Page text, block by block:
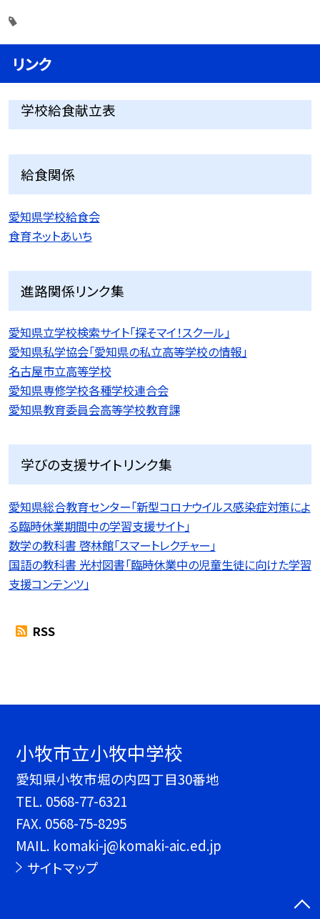
リンク
学校給食献立表
給食関係
愛知県学校給食会
食育ネットあいち
進路関係リンク集
愛知県立学校検索サイト「探そマイ！スクール」
愛知県私学協会「愛知県の私立高等学校の情報」
名古屋市立高等学校
愛知県専修学校各種学校連合会
愛知県教育委員会高等学校教育課
学びの支援サイトリンク集
愛知県総合教育センター「新型コロナウイルス感染症対策によ
る臨時休業期間中の学習支援サイト」
数学の教科書 啓林館「スマートレクチャー」
国語の教科書 光村図書「臨時休業中の児童生徒に向けた学習
支援コンテンツ」
RSS
小牧市立小牧中学校
愛知県小牧市堀の内四丁目30番地
TEL. 0568-77-6321
FAX. 0568-75-8295
MAIL. komaki-j@komaki-aic.ed.jp
サイトマップ